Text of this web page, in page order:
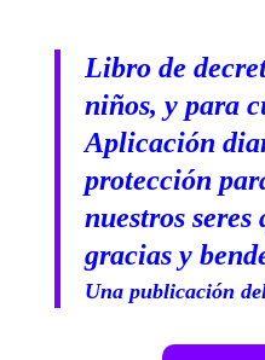
Libro de
niños, y para
Aplicación
protección
nuestros
gracias y
Una publicación